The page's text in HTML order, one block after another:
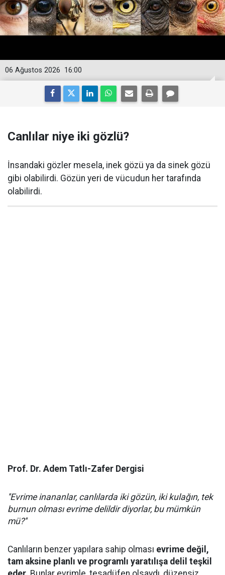
16:00
06 Ağustos 2026
Canlılar niye iki gözlü?
İnsandaki gözler mesela, inek gözü ya da sinek gözü
gibi olabilirdi. Gözün yeri de vücudun her tarafında
olabilirdi.
Prof. Dr. Adem Tatlı-Zafer Dergisi
''Evrime inananlar, canlılarda iki gözün, iki kulağın, tek
burnun olması evrime delildir diyorlar, bu mümkün
mü?''
Canlıların benzer yapılara sahip olması evrime değil,
tam aksine planlı ve programlı yaratılışa delil teşkil